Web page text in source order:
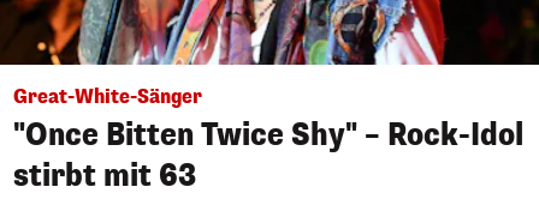
Great-White-Sänger
"Once Bitten Twice Shy" – Rock-Idol
stirbt mit 63